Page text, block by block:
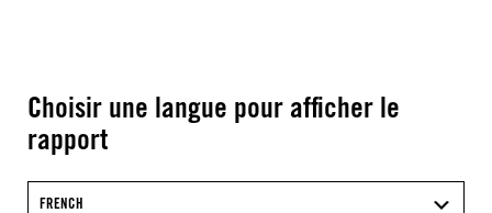
Choisir une langue pour afficher le
rapport
FRENCH